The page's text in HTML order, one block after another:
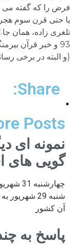
Share:
Posts
نمونه ای
گویی های
شنبه 29
آن کشور
پاسخ به